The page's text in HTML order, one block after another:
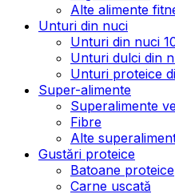
Alte alimente
Unturi din nuci
Unturi din nuci
Unturi dulci din
Unturi proteice
Super-alimente
Superalimente
Fibre
Alte
Gustări proteice
Batoane proteice
Carne uscată